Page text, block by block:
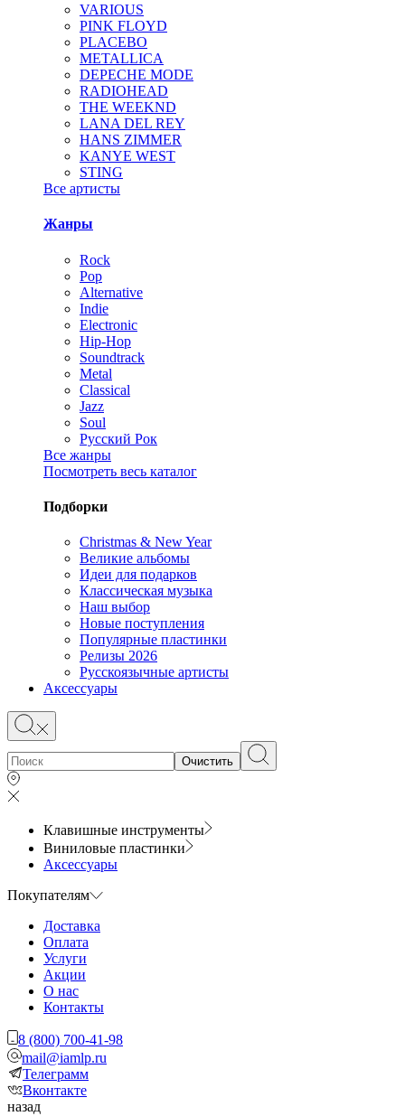
VARIOUS
PINK FLOYD
PLACEBO
METALLICA
DEPECHE MODE
RADIOHEAD
THE WEEKND
LANA DEL REY
HANS ZIMMER
KANYE WEST
STING
Все артисты
Жанры
Rock
Pop
Alternative
Indie
Electronic
Hip-Hop
Soundtrack
Metal
Classical
Jazz
Soul
Русский Рок
Все жанры
Посмотреть весь каталог
Подборки
Christmas & New Year
Великие альбомы
Идеи для подарков
Классическая музыка
Наш выбор
Новые поступления
Популярные пластинки
Релизы 2026
Русскоязычные артисты
Аксессуары
Очистить
Клавишные инструменты
Виниловые пластинки
Аксессуары
Покупателям
Доставка
Оплата
Услуги
Акции
О нас
Контакты
8 (800) 700-41-98
mail@iamlp.ru
Телеграмм
Вконтакте
назад